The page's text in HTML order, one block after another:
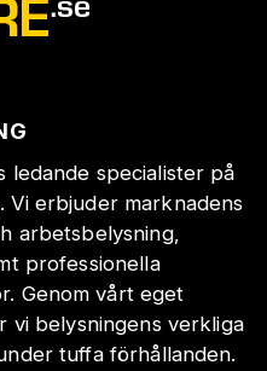
ledande specialister på
Vi erbjuder marknadens
arbetsbelysning,
professionella
Genom vårt eget
vi belysningens verkliga
tuffa förhållanden.